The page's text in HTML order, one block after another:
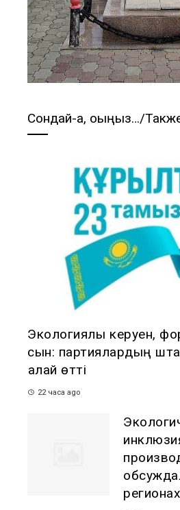
Сондай-ақ, оқыңыз…/
Экологиялық керуен,
сын: партиялардың
қалай өтті
22 часа ago
регионах